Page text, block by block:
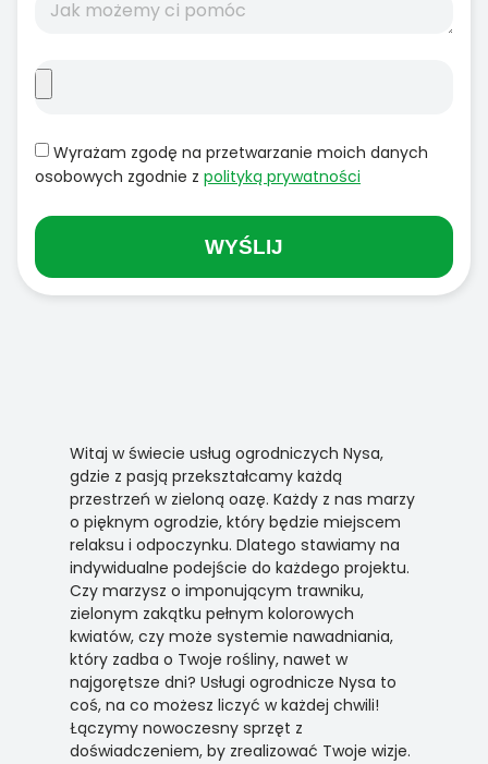
Wyrażam zgodę na przetwarzanie moich danych
osobowych zgodnie z polityką prywatności
WYŚLIJ
Witaj w świecie usług ogrodniczych Nysa,
gdzie z pasją przekształcamy każdą
przestrzeń w zieloną oazę. Każdy z nas marzy
o pięknym ogrodzie, który będzie miejscem
relaksu i odpoczynku. Dlatego stawiamy na
indywidualne podejście do każdego projektu.
Czy marzysz o imponującym trawniku,
zielonym zakątku pełnym kolorowych
kwiatów, czy może systemie nawadniania,
który zadba o Twoje rośliny, nawet w
najgorętsze dni? Usługi ogrodnicze Nysa to
coś, na co możesz liczyć w każdej chwili!
Łączymy nowoczesny sprzęt z
doświadczeniem, by zrealizować Twoje wizje.